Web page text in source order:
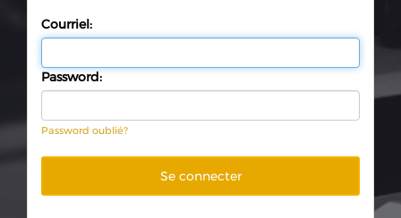
Courriel:
Password:
Password oublié?
Se connecter